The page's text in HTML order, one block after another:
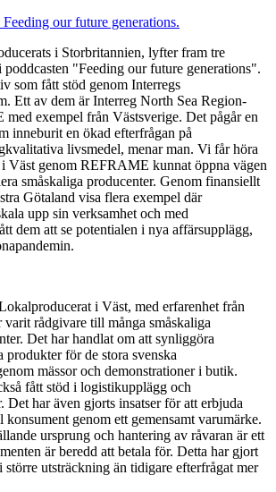
our future generations.
i Storbritannien, lyfter fram tre
poddcasten "Feeding our future generations".
som fått stöd genom Interregs
Ett av dem är Interreg North Sea Region-
exempel från Västsverige. Det pågår en
inneburit en ökad efterfrågan på
livsmedel, menar man. Vi får höra
Väst genom REFRAME kunnat öppna vägen
småskaliga producenter. Genom finansiellt
Götaland visa flera exempel där
upp sin verksamhet och med
dem att se potentialen i nya affärsupplägg,
i Väst, med erfarenhet från
rådgivare till många småskaliga
Det har handlat om att synliggöra
produkter för de stora svenska
mässor och demonstrationer i butik.
fått stöd i logistikupplägg och
Det har även gjorts insatser för att erbjuda
genom ett gemensamt varumärke.
ursprung och hantering av råvaran är ett
är beredd att betala för. Detta har gjort
större utsträckning än tidigare efterfrågat mer